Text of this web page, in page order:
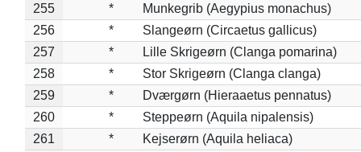
255
*
Munkegrib (Aegypius monachus)
256
*
Slangeørn (Circaetus gallicus)
257
*
Lille Skrigeørn (Clanga pomarina)
258
*
Stor Skrigeørn (Clanga clanga)
259
*
Dværgørn (Hieraaetus pennatus)
260
*
Steppeørn (Aquila nipalensis)
261
*
Kejserørn (Aquila heliaca)